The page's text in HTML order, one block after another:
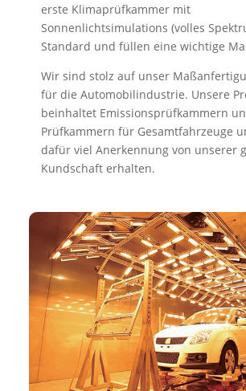
erste Klimaprüfkammer mit
Sonnenlichtsimulations (volles
Standard und füllen eine wichtige
Wir sind stolz auf unser
für die Automobilindustrie. Unsere
beinhaltet Emissionsprüfkammern
Prüfkammern für Gesamtfahrzeuge
dafür viel Anerkennung von unserer
Kundschaft erhalten.